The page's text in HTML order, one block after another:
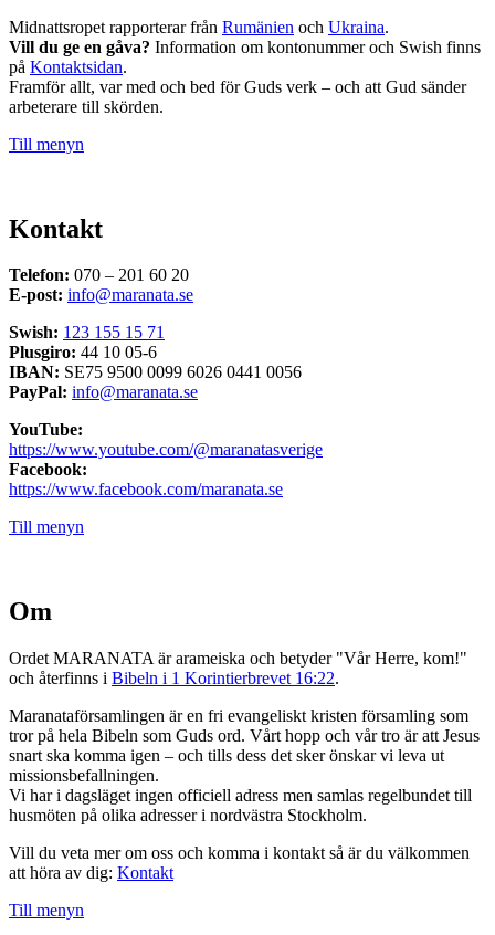
Midnattsropet rapporterar från Rumänien och Ukraina.
Vill du ge en gåva? Information om kontonummer och Swish finns
på Kontaktsidan.
Framför allt, var med och bed för Guds verk – och att Gud sänder
arbeterare till skörden.
Till menyn
Kontakt
Telefon: 070 – 201 60 20
E-post: info@maranata.se
Swish: 123 155 15 71
Plusgiro: 44 10 05-6
IBAN: SE75 9500 0099 6026 0441 0056
PayPal: info@maranata.se
YouTube:
https://www.youtube.com/@maranatasverige
Facebook:
https://www.facebook.com/maranata.se
Till menyn
Om
Ordet MARANATA är arameiska och betyder "Vår Herre, kom!"
och återfinns i Bibeln i 1 Korintierbrevet 16:22.
Maranataförsamlingen är en fri evangeliskt kristen församling som
tror på hela Bibeln som Guds ord. Vårt hopp och vår tro är att Jesus
snart ska komma igen – och tills dess det sker önskar vi leva ut
missionsbefallningen.
Vi har i dagsläget ingen officiell adress men samlas regelbundet till
husmöten på olika adresser i nordvästra Stockholm.
Vill du veta mer om oss och komma i kontakt så är du välkommen
att höra av dig: Kontakt
Till menyn